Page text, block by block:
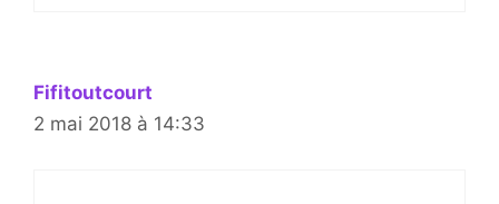
Fifitoutcourt
2 mai 2018 à 14:33